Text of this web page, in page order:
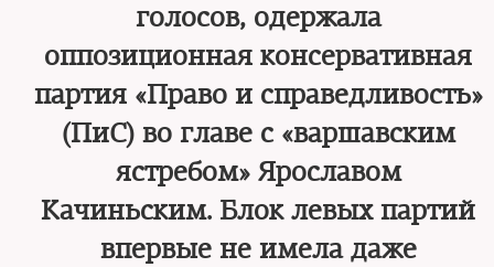
голосов, одержала
оппозиционная консервативная
партия «Право и справедливость»
(ПиС) во главе с «варшавским
ястребом» Ярославом
Качиньским. Блок левых партий
впервые не имела даже